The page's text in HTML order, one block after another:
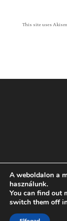
This site uses
Rólam
A weboldalon a
használunk.
You can find out
switch them off